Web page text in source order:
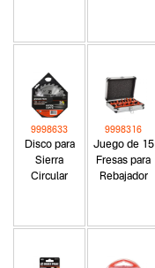
Disco para
Sierra
Circular
9998633
Juego de 15
Fresas para
Rebajador
9998316